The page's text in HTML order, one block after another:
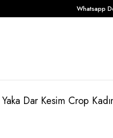
Whatsapp
Dar Kesim Crop